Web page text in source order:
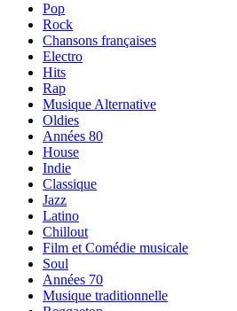
Pop
Rock
Chansons françaises
Electro
Hits
Rap
Musique Alternative
Oldies
Années 80
House
Indie
Classique
Jazz
Latino
Chillout
Film et Comédie musicale
Soul
Années 70
Musique traditionnelle